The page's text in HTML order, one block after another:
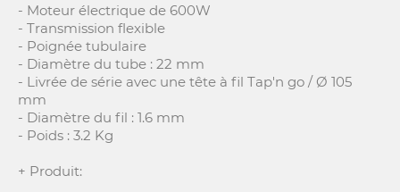
- Moteur électrique de 600W
- Transmission flexible
- Poignée tubulaire
- Diamètre du tube : 22 mm
- Livrée de série avec une tête à fil Tap'n go / Ø 105
mm
- Diamètre du fil : 1.6 mm
- Poids : 3.2 Kg
+ Produit: